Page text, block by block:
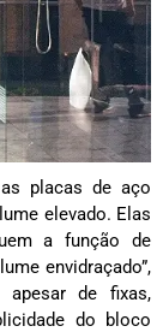
placas de aço
elevado. Elas
a função de
envidraçado”,
apesar de fixas,
do bloco